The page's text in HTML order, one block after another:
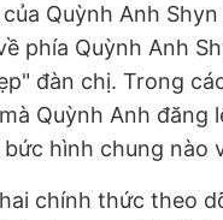
Quỳnh Anh
phía Quỳnh Anh
đàn chị. Trong
Quỳnh Anh đăng
hình chung nào
chính thức theo